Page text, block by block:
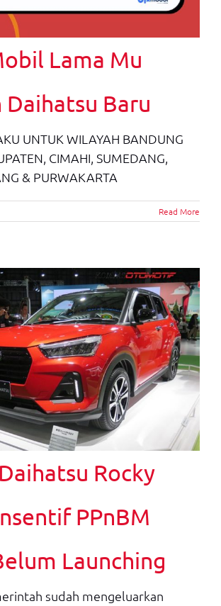
Lama Mu
Daihatsu Baru
UNTUK WILAYAH BANDUNG
CIMAHI, SUMEDANG,
& PURWAKARTA
Read More
Rocky
PPnBM
Launching
sudah mengeluarkan